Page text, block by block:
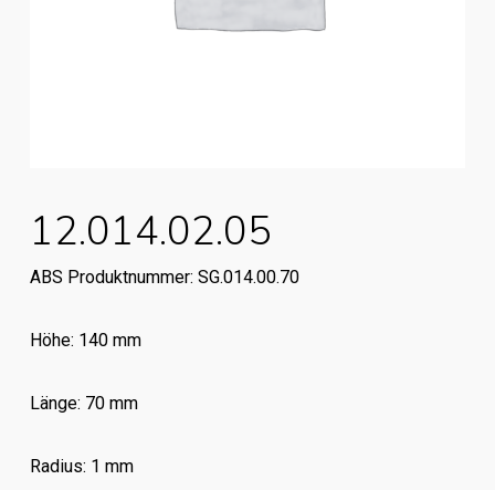
12.014.02.05
ABS Produktnummer: SG.014.00.70
Höhe: 140 mm
Länge: 70 mm
Radius: 1 mm